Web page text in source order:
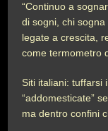
“Continuo a
di sogni, chi
legate a crescita,
come termometro
Siti italiani: tuffarsi
“addomesticate”
ma dentro confini